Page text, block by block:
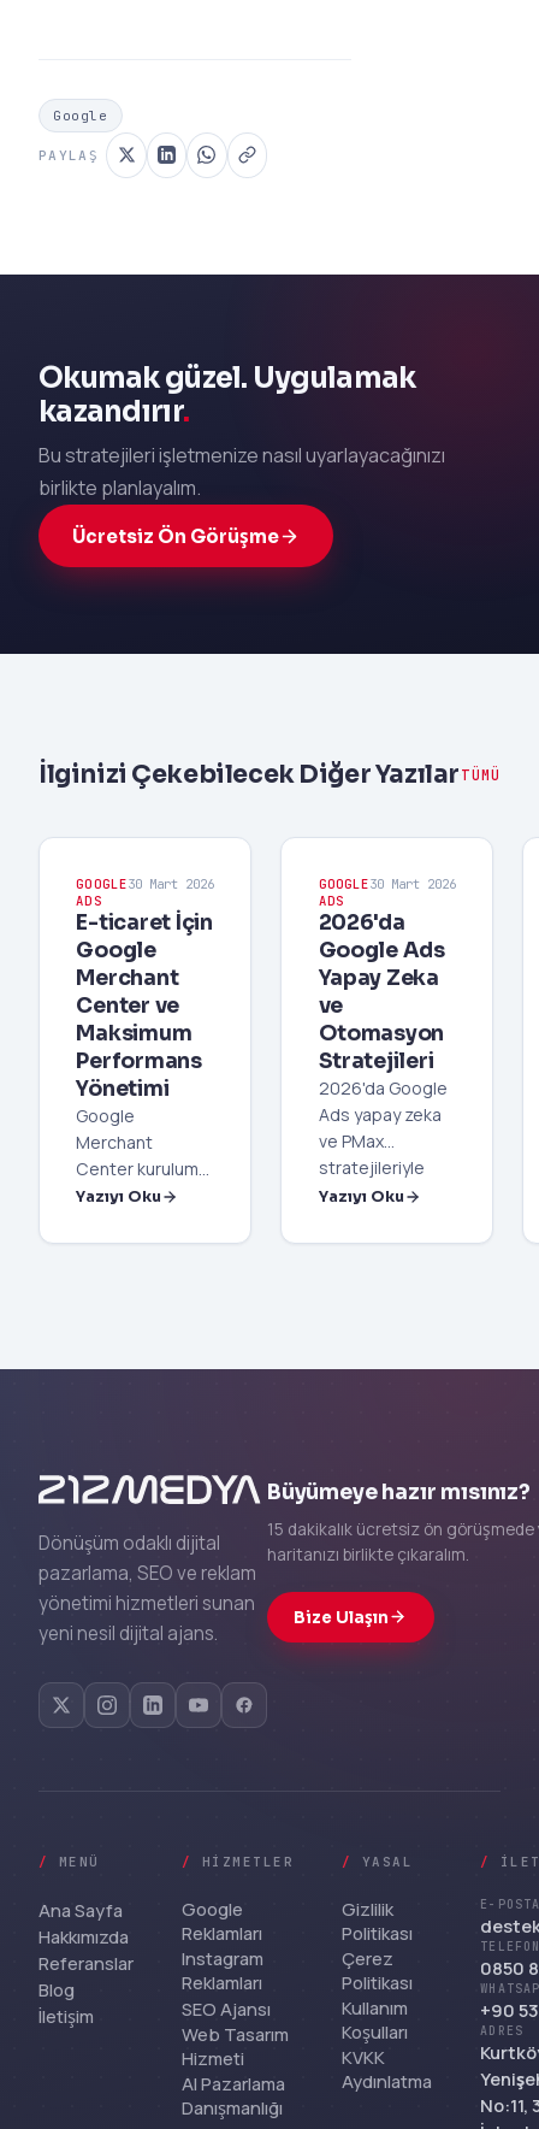
Google
PAYLAŞ
Okumak güzel. Uygulamak
kazandırır.
Bu stratejileri işletmenize nasıl uyarlayacağınızı
birlikte planlayalım.
Ücretsiz Ön Görüşme
İlginizi Çekebilecek Diğer Yazılar TÜMÜ
GOOGLE
ADS
30 Mart 2026
E-ticaret İçin
Google
Merchant
Center ve
Maksimum
Performans
Yönetimi
Google
Merchant
Center kurulumu
ve PMax
ile e-ticaret
Yazıyı Oku
GOOGLE
ADS
30 Mart 2026
2026'da
Google Ads
Yapay Zeka
ve
Otomasyon
Stratejileri
2026'da Google
Ads yapay zeka
ve PMax
stratejileriyle
bütçenizi kâra
Uzman
Yazıyı Oku
Dönüşüm odaklı dijital
pazarlama, SEO ve reklam
yönetimi hizmetleri sunan
yeni nesil dijital ajans.
Büyümeye hazır mısınız?
15 dakikalık ücretsiz ön görüşmede
haritanızı birlikte çıkaralım.
Bize Ulaşın
/ MENÜ
Ana Sayfa
Hakkımızda
Referanslar
Blog
İletişim
/ HIZMETLER
Google
Reklamları
Instagram
Reklamları
SEO Ajansı
Web Tasarım
Hizmeti
AI Pazarlama
Danışmanlığı
/ YASAL
Gizlilik
Politikası
Çerez
Politikası
Kullanım
Koşulları
KVKK
Aydınlatma
/
E-
0850
+90
ADRES
No:11,